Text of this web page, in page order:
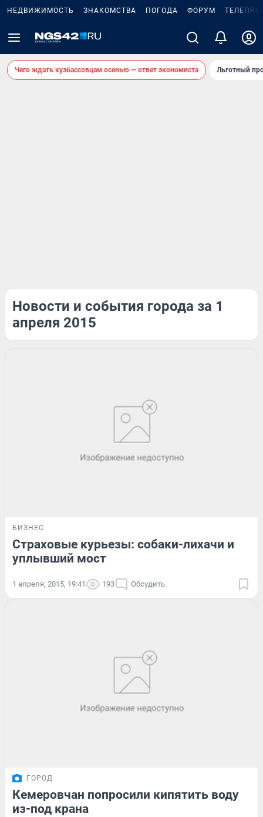
НЕДВИЖИМОСТЬ ЗНАКОМСТВА ПОГОДА ФОРУМ
Чего ждать кузбассовцам осенью — ответ экономиста Льготный
Новости и события города за 1
апреля 2015
БИЗНЕС
Страховые курьезы: собаки-лихачи и
уплывший мост
1 апреля, 2015, 19:41 193 Обсудить
ГОРОД
Кемеровчан попросили кипятить воду
из-под крана